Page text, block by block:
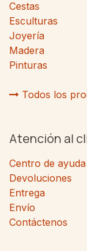
Cestas
Esculturas
Joyería
Madera
Pinturas
Todos los
Atención al
Centro de ayuda
Devoluciones
Entrega
Envío
Contáctenos